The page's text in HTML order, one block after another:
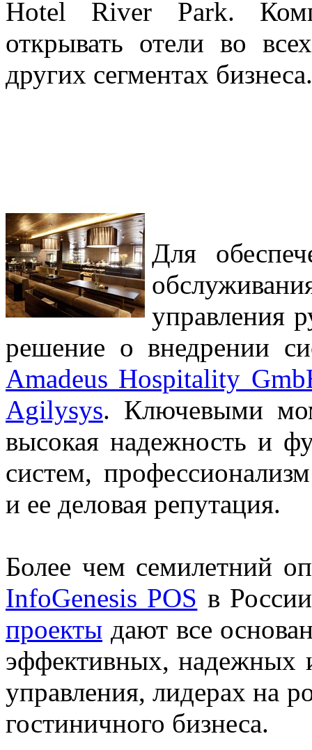
Hotel River Park.
открывать отели во
других сегментах бизнеса.
Для
управления
решение о внедрении
Amadeus Hospitality
Agilysys. Ключевыми
высокая надежность и
систем,
и ее деловая репутация.
Более чем семилетний
InfoGenesis POS в
проекты дают все
эффективных, надежных
управления, лидерах на
гостиничного бизнеса.